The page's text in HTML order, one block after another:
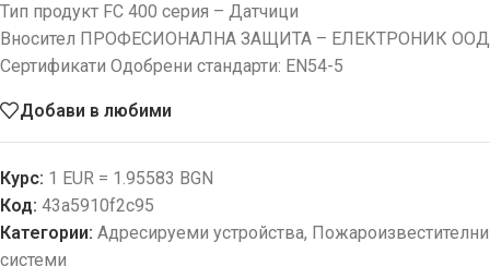
Тип продукт FC 400 серия – Датчици
Вносител ПРОФЕСИОНАЛНА ЗАЩИТА – ЕЛЕКТРОНИК ООД
Сертификати Одобрени стандарти: EN54-5
Добави в любими
Курс: 1 EUR = 1.95583 BGN
Код: 43a5910f2c95
Категории: Адресируеми устройства, Пожароизвестителни
системи